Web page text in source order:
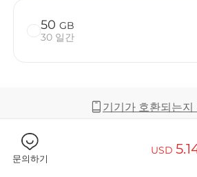
목적지
데이터
50 GB
30 일간
기기가 호환되는지
커버리지 및 네트워크
문의하기
USD